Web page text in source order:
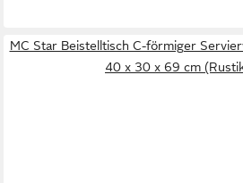
MC Star Beistelltisch C-förmiger
40 x 30 x 69 cm